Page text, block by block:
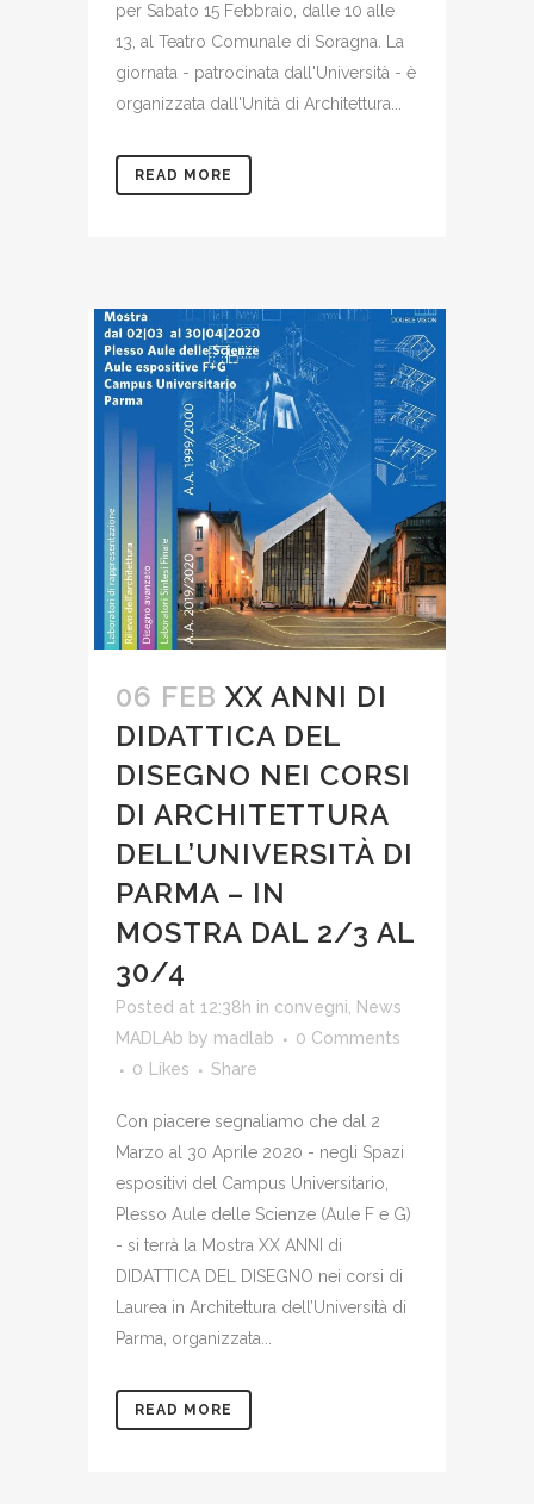
per Sabato 15 Febbraio, dalle 10 alle
13, al Teatro Comunale di Soragna. La
giornata - patrocinata dall'Università - è
organizzata dall'Unità di Architettura...
READ MORE
06 FEB XX ANNI DI
DIDATTICA DEL
DISEGNO NEI CORSI
DI ARCHITETTURA
DELL’UNIVERSITÀ DI
PARMA – IN
MOSTRA DAL 2/3 AL
30/4
Posted at 12:38h in convegni, News
MADLAb by madlab
0 Comments
0 Likes Share
Con piacere segnaliamo che dal 2
Marzo al 30 Aprile 2020 - negli Spazi
espositivi del Campus Universitario,
Plesso Aule delle Scienze (Aule F e G)
- si terrà la Mostra XX ANNI di
DIDATTICA DEL DISEGNO nei corsi di
Laurea in Architettura dell’Università di
Parma, organizzata...
READ MORE